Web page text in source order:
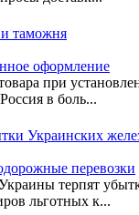
таможня
оформление
при
в боль...
Украинских
перевозки
терпят
льготных к...